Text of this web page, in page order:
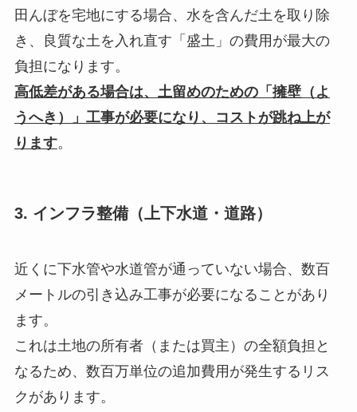
田んぼを宅地にする場合、水を含んだ土を取り除
き、良質な土を入れ直す「盛土」の費用が最大の
負担になります。
高低差がある場合は、土留めのための「擁壁（よ
うへき）」工事が必要になり、コストが跳ね上が
ります。
3. インフラ整備（上下水道・道路）
近くに下水管や水道管が通っていない場合、数百
メートルの引き込み工事が必要になることがあり
ます。
これは土地の所有者（または買主）の全額負担と
なるため、数百万単位の追加費用が発生するリス
クがあります。